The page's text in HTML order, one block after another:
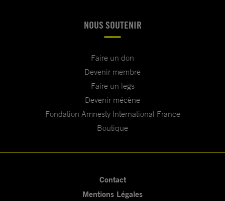
NOUS SOUTENIR
Faire un don
Devenir membre
Faire un legs
Devenir mécène
Fondation Amnesty International France
Boutique
Contact
Mentions Légales